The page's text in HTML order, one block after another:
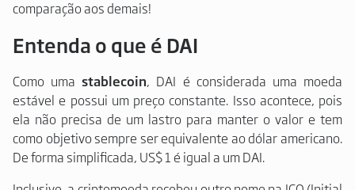
comparação aos demais!
Entenda o que é DAI
Como umastablecoin, DAI é considerada uma moeda
estável e possui um preço constante. Isso acontece, pois
ela não precisa de um lastro para manter o valor e tem
como objetivo sempre ser equivalente ao dólar americano.
De forma simplificada, US$ 1 é igual a um DAI.